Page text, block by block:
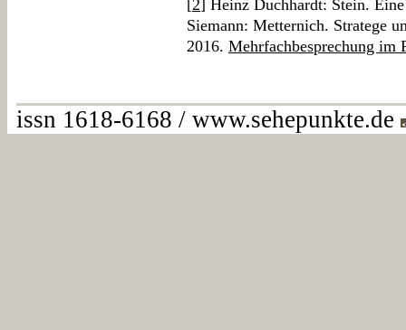
[2] Heinz Duchhardt: Stein.
Siemann: Metternich. Stratege
2016. Mehrfachbesprechung im
issn 1618-6168 / www.sehepunkte.de